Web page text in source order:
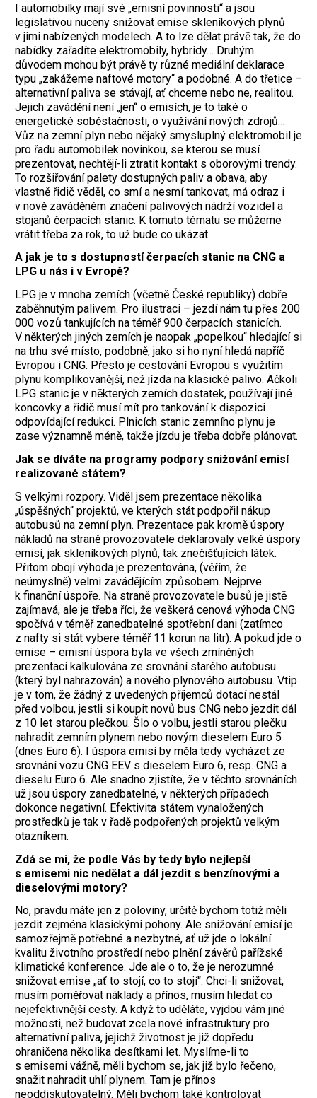
I automobilky mají své „emisní povinnosti“ a jsou
legislativou nuceny snižovat emise skleníkových plynů
v jimi nabízených modelech. A to lze dělat právě tak, že do
nabídky zařadíte elektromobily, hybridy… Druhým
důvodem mohou být právě ty různé mediální deklarace
typu „zakážeme naftové motory“ a podobné. A do třetice –
alternativní paliva se stávají, ať chceme nebo ne, realitou.
Jejich zavádění není „jen“ o emisích, je to také o
energetické soběstačnosti, o využívání nových zdrojů…
Vůz na zemní plyn nebo nějaký smysluplný elektromobil je
pro řadu automobilek novinkou, se kterou se musí
prezentovat, nechtějí-li ztratit kontakt s oborovými trendy.
To rozšiřování palety dostupných paliv a obava, aby
vlastně řidič věděl, co smí a nesmí tankovat, má odraz i
v nově zaváděném značení palivových nádrží vozidel a
stojanů čerpacích stanic. K tomuto tématu se můžeme
vrátit třeba za rok, to už bude co ukázat.
A jak je to s dostupností čerpacích stanic na CNG a
LPG u nás i v Evropě?
LPG je v mnoha zemích (včetně České republiky) dobře
zaběhnutým palivem. Pro ilustraci – jezdí nám tu přes 200
000 vozů tankujících na téměř 900 čerpacích stanicích.
V některých jiných zemích je naopak „popelkou“ hledající si
na trhu své místo, podobně, jako si ho nyní hledá napříč
Evropou i CNG. Přesto je cestování Evropou s využitím
plynu komplikovanější, než jízda na klasické palivo. Ačkoli
LPG stanic je v některých zemích dostatek, používají jiné
koncovky a řidič musí mít pro tankování k dispozici
odpovídající redukci. Plnicích stanic zemního plynu je
zase významně méně, takže jízdu je třeba dobře plánovat.
Jak se díváte na programy podpory snižování emisí
realizované státem?
S velkými rozpory. Viděl jsem prezentace několika
„úspěšných“ projektů, ve kterých stát podpořil nákup
autobusů na zemní plyn. Prezentace pak kromě úspory
nákladů na straně provozovatele deklarovaly velké úspory
emisí, jak skleníkových plynů, tak znečišťujících látek.
Přitom obojí výhoda je prezentována, (věřím, že
neúmyslně) velmi zavádějícím způsobem. Nejprve
k finanční úspoře. Na straně provozovatele busů je jistě
zajímavá, ale je třeba říci, že veškerá cenová výhoda CNG
spočívá v téměř zanedbatelné spotřební dani (zatímco
z nafty si stát vybere téměř 11 korun na litr). A pokud jde o
emise – emisní úspora byla ve všech zmíněných
prezentací kalkulována ze srovnání starého autobusu
(který byl nahrazován) a nového plynového autobusu. Vtip
je v tom, že žádný z uvedených příjemců dotací nestál
před volbou, jestli si koupit novů bus CNG nebo jezdit dál
z 10 let starou plečkou. Šlo o volbu, jestli starou plečku
nahradit zemním plynem nebo novým dieselem Euro 5
(dnes Euro 6). I úspora emisí by měla tedy vycházet ze
srovnání vozu CNG EEV s dieselem Euro 6, resp. CNG a
dieselu Euro 6. Ale snadno zjistíte, že v těchto srovnáních
už jsou úspory zanedbatelné, v některých případech
dokonce negativní. Efektivita státem vynaložených
prostředků je tak v řadě podpořených projektů velkým
otazníkem.
Zdá se mi, že podle Vás by tedy bylo nejlepší
s emisemi nic nedělat a dál jezdit s benzínovými a
dieselovými motory?
No, pravdu máte jen z poloviny, určitě bychom totiž měli
jezdit zejména klasickými pohony. Ale snižování emisí je
samozřejmě potřebné a nezbytné, ať už jde o lokální
kvalitu životního prostředí nebo plnění závěrů pařížské
klimatické konference. Jde ale o to, že je nerozumné
snižovat emise „ať to stojí, co to stojí“. Chci-li snižovat,
musím poměřovat náklady a přínos, musím hledat co
nejefektivnější cesty. A když to uděláte, vyjdou vám jiné
možnosti, než budovat zcela nové infrastruktury pro
alternativní paliva, jejichž životnost je již dopředu
ohraničena několika desítkami let. Myslíme-li to
s emisemi vážně, měli bychom se, jak již bylo řečeno,
snažit nahradit uhlí plynem. Tam je přínos
neoddiskutovatelný. Měli bychom také kontrolovat